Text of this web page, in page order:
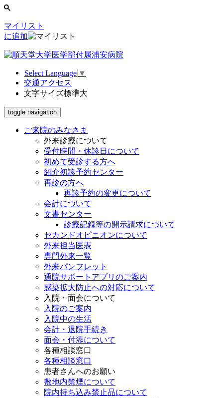
マイリスト
に追加
Select Language ▼
交通アクセス
文字サイズ標準大
toggle navigation
ご来院のみなさま
外来診療について
受付時間・休診日について
初めて受診する方へ
紹介初診予約センター
再診の方へ
再診予約の変更について
会計について
文書センター
診療記録等の開示請求について
セカンドオピニオンについて
外来担当医表
専門外来一覧
外来パンフレット
通院サポートアプリのご案内
感染拡大防止への対応について
入院・面会について
入院のご案内
入院中の生活
会計・退院手続き
面会・付添について
各種相談窓口
各種相談窓口
患者さんへのお願い
敷地内禁煙について
院内持ち込み禁止品について